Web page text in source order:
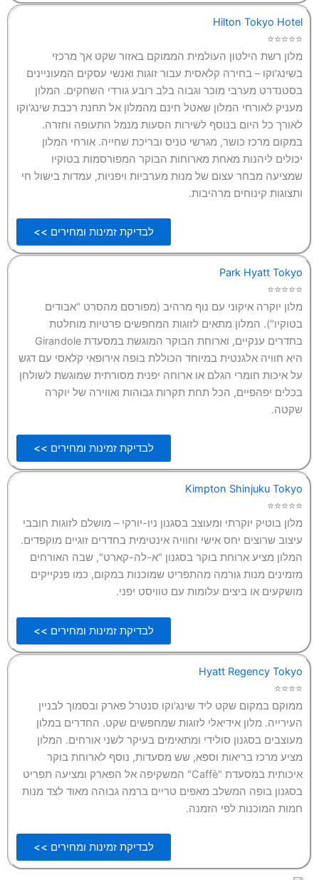
Hilton Tokyo Hotel
⭐⭐⭐⭐⭐
מלון רשת הילטון העולמית הממוקם באזור שקט אך מרכזי
בשינג'וקו – בחירה קלאסית עבור זוגות ואנשי עסקים המעוניינים
בסטנדרט מערבי מוכר וגבוה בלב רובע גורדי השחקים. המלון
מעניק לאורחי המלון שאטל חינם מהמלון אל תחנת רכבת שינג'וקו
לאורך כל היום בנוסף לשירות הסעות מנמל התעופה וחזרה.
במקום מרכז כושר, מגרשי טניס ובריכת שחייה. אורחי המלון
יכולים ליהנות מאחת מארוחות הבוקר המפורסמות בטוקיו
שמציעה מבחר עצום של מנות מערביות ויפניות, עמדות בישול חי
ותצוגות קינוחים מרהיבות.
לבדיקת זמינות ומחירים >>
Park Hyatt Tokyo
⭐⭐⭐⭐⭐
מלון יוקרה איקוני עם נוף מרהיב (מפורסם מהסרט "אבודים
בטוקיו"). המלון מתאים לזוגות המחפשים פרטיות מוחלטת
בחדרים ענקיים, וארוחת הבוקר המוגשת במסעדת Girandole
היא חוויה אלגנטית במיוחד הכוללת בופה אירופאי קלאסי עם דגש
על איכות חומרי הגלם או ארוחה יפנית מסורתית שמוגשת לשולחן
בכלים יפהפיים, הכל תחת תקרות גבוהות ואווירה של יוקרה
שקטה.
לבדיקת זמינות ומחירים >>
Kimpton Shinjuku Tokyo
⭐⭐⭐⭐⭐
מלון בוטיק יוקרתי ומעוצב בסגנון ניו-יורקי – מושלם לזוגות חובבי
עיצוב שרוצים יחס אישי וחוויה אינטימית בחדרים זוגיים מוקפדים.
המלון מציע ארוחת בוקר בסגנון "א-לה-קארט", שבה האורחים
מזמינים מנות גורמה מהתפריט שמוכנות במקום, כמו פנקייקים
מושקעים או ביצים עלומות עם טוויסט יפני.
לבדיקת זמינות ומחירים >>
Hyatt Regency Tokyo
⭐⭐⭐⭐
ממוקם במקום שקט ליד שינג'וקו סנטרל פארק ובסמוך לבניין
העירייה. מלון אידיאלי לזוגות שמחפשים שקט. החדרים במלון
מעוצבים בסגנון סולידי ומתאימים בעיקר לשני אורחים. המלון
מציע מרכז בריאות וספא, שש מסעדות, נוסף לארוחת בוקר
איכותית במסעדת "Caffè" המשקיפה אל הפארק ומציעה תפריט
בסגנון בופה המשלב מאפים טריים ברמה גבוהה מאוד לצד מנות
חמות המוכנות לפי הזמנה.
לבדיקת זמינות ומחירים >>